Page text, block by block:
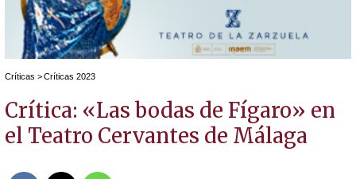
Críticas > Críticas 2023
Crítica: «Las bodas de Fígaro» en
el Teatro Cervantes de Málaga